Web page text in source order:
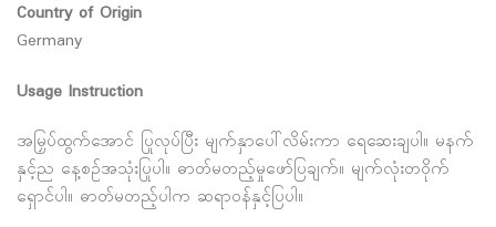
Country of Origin
Germany
Usage Instruction
အမြှပ်ထွက်အောင် ပြုလုပ်ပြီး မျက်နှာပေါ်လိမ်းကာ ရေဆေးချပါ။ မနက်
နှင့်ည နေ့စဉ်အသုံးပြုပါ။ ဓာတ်မတည့်မှုဖော်ပြချက်။ မျက်လုံးတဝိုက်
ရှောင်ပါ။ ဓာတ်မတည့်ပါက ဆရာဝန်နှင့်ပြပါ။